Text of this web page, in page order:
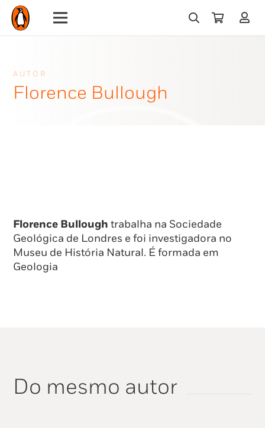
AUTOR
Florence Bullough
Florence Bullough trabalha na Sociedade
Geológica de Londres e foi investigadora no
Museu de História Natural. É formada em
Geologia
Do mesmo autor